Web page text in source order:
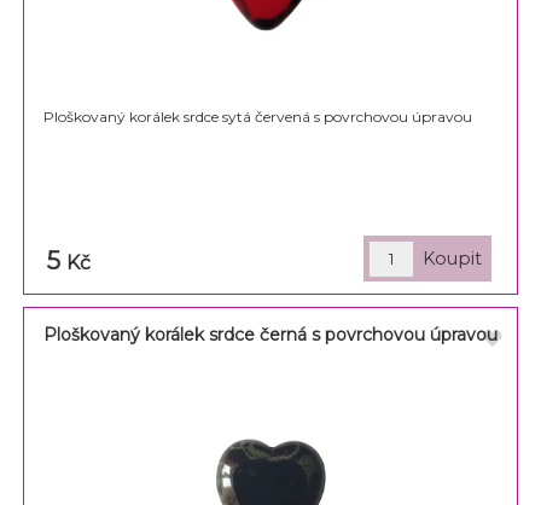
Ploškovaný korálek srdce sytá červená s povrchovou úpravou
5 Kč
Ploškovaný korálek srdce černá s povrchovou úpravou